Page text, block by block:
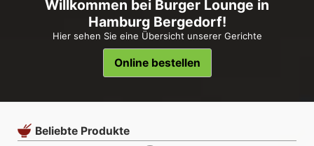
Willkommen bei Burger Lounge in
Hamburg Bergedorf!
Hier sehen Sie eine Übersicht unserer Gerichte
Online bestellen
Beliebte Produkte